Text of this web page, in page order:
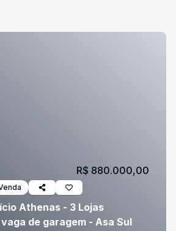
Athenas - 3 Lojas
de garagem - Asa Sul
R$ 880.000,00